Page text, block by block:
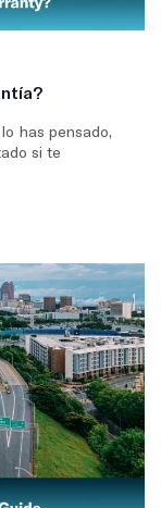
has pensado,
si te